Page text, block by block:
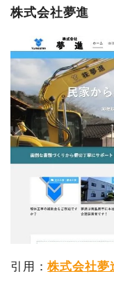
株式会社夢進
引用：株式会社夢